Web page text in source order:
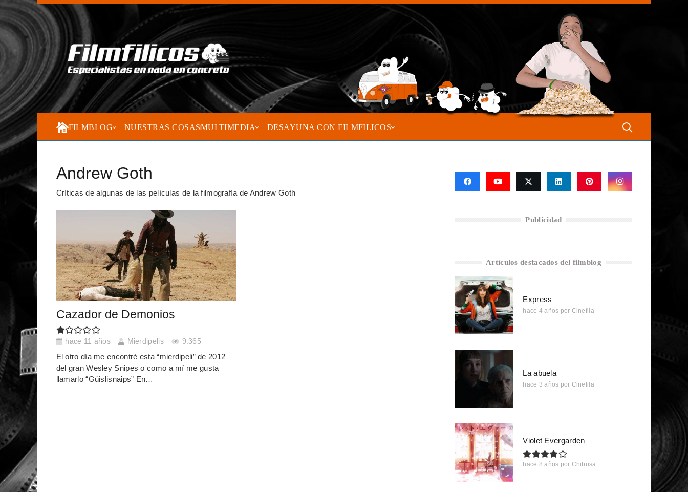
FILMBLOG NUESTRAS COSASMULTIMEDIA DESAYUNA CON FILMFILICOS
Andrew Goth
Críticas de algunas de las películas de la filmografía de Andrew Goth
Cazador de Demonios
hace 11 años Mierdipelis 9.365
El otro día me encontré esta “mierdipeli” de 2012
del gran Wesley Snipes o como a mí me gusta
llamarlo “Güislisnaips” En…
Publicidad
Artículos destacados del filmblog
Express
hace 4 años por Cinefila
La abuela
hace 3 años por Cinefila
Violet Evergarden
hace 8 años por Chibusa